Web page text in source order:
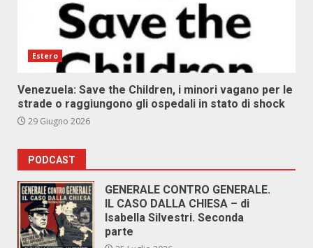
Estero
Venezuela: Save the Children, i minori vagano per le
strade o raggiungono gli ospedali in stato di shock
29 Giugno 2026
PODCAST
GENERALE CONTRO GENERALE.
IL CASO DALLA CHIESA – di
Isabella Silvestri. Seconda
parte